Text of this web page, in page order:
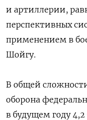
и артиллерии,
перспективных
применением в
Шойгу.
В общей
оборона
в будущем году